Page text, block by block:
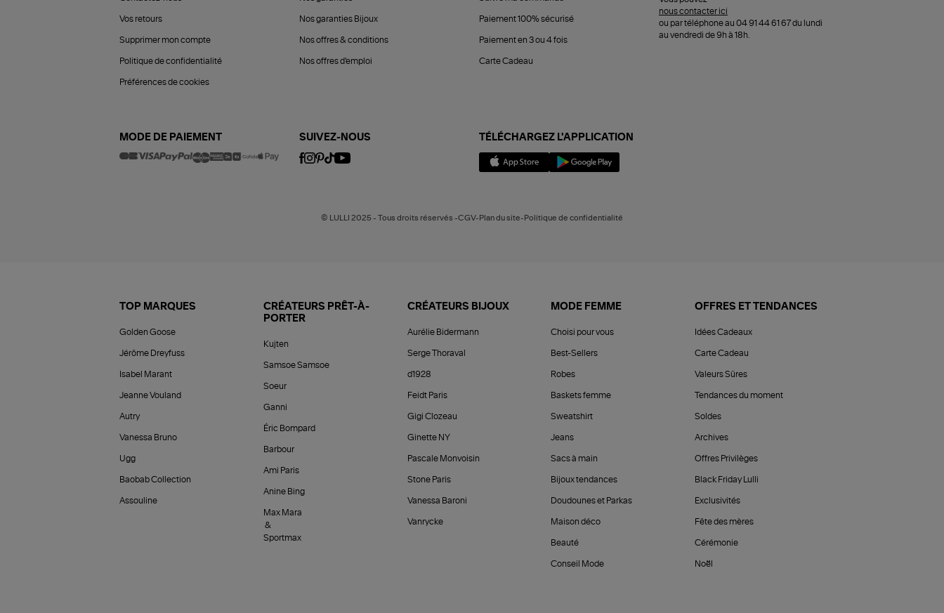
Vos retours
Supprimer mon compte
Politique de confidentialité
Préférences de cookies
Nos garanties Bijoux
Nos offres & conditions
Nos offres d'emploi
Paiement 100% sécurisé
Paiement en 3 ou 4 fois
Carte Cadeau
nous contacter ici
ou par téléphone au 04 91 44 61 67 du lundi
au vendredi de 9h à 18h.
MODE DE PAIEMENT SUIVEZ-NOUS TÉLÉCHARGEZ L'APPLICATION
© LULLI 2025 - Tous droits réservés -CGV-Plan du site-Politique de confidentialité
TOP MARQUES
Golden Goose
Jérôme Dreyfuss
Isabel Marant
Jeanne Vouland
Autry
Vanessa Bruno
Ugg
Baobab Collection
Assouline
CRÉATEURS PRÊT-À-
PORTER
Kujten
Samsoe Samsoe
Soeur
Ganni
Éric Bompard
Barbour
Ami Paris
Anine Bing
Max Mara
&
Sportmax
CRÉATEURS BIJOUX
Aurélie Bidermann
Serge Thoraval
d1928
Feidt Paris
Gigi Clozeau
Ginette NY
Pascale Monvoisin
Stone Paris
Vanessa Baroni
Vanrycke
MODE FEMME
Choisi pour vous
Best-Sellers
Robes
Baskets femme
Sweatshirt
Jeans
Sacs à main
Bijoux tendances
Doudounes et Parkas
Maison déco
Beauté
Conseil Mode
OFFRES ET TENDANCES
Idées Cadeaux
Carte Cadeau
Valeurs Sûres
Tendances du moment
Soldes
Archives
Offres Privilèges
Black Friday Lulli
Exclusivités
Fête des mères
Cérémonie
Noël